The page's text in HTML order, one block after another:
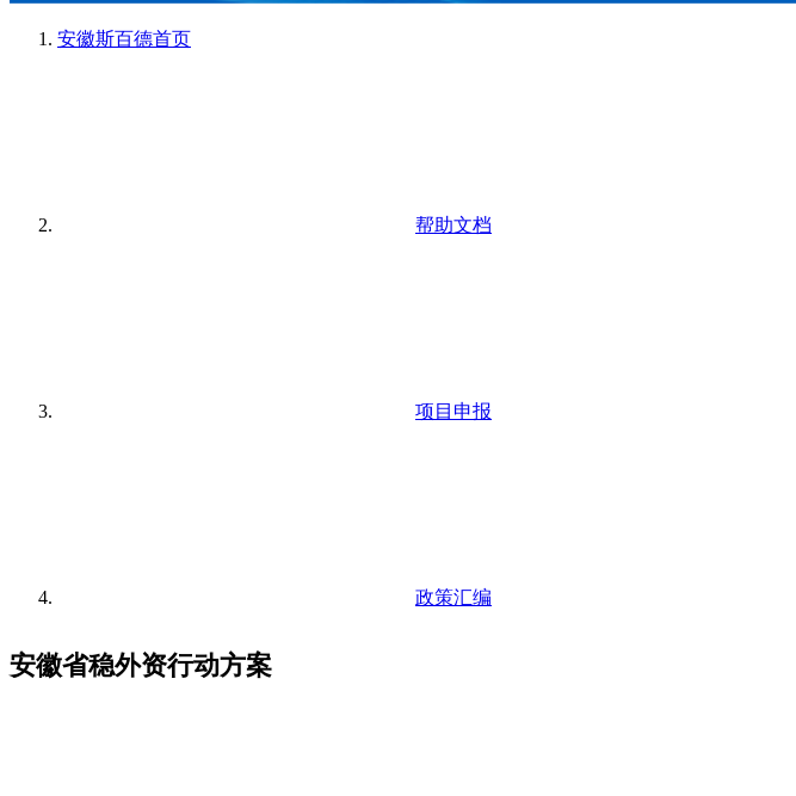
安徽斯百德首页
帮助文档
项目申报
政策汇编
安徽省稳外资行动方案